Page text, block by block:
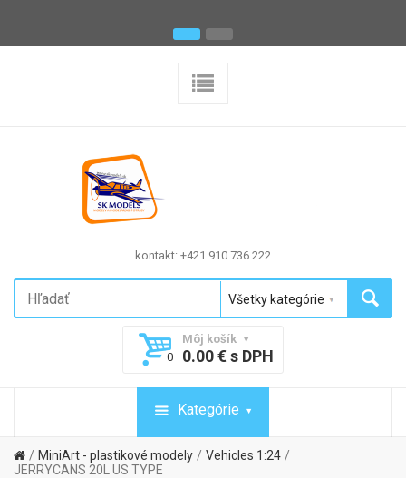
kontakt: +421 910 736 222
Môj košík
0
0.00 € s DPH
Kategórie
MiniArt - plastikové modely
Vehicles 1:24
JERRYCANS 20L US TYPE